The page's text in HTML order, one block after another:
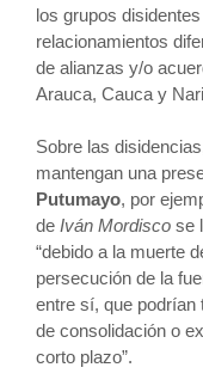
los grupos
relacionamientos
de alianzas y/o
Arauca, Cauca y
Sobre las
mantengan una
Putumayo, por
de Iván Mordisco se
“debido a la muerte
persecución de la
entre sí, que podrían
de consolidación o
corto plazo”.